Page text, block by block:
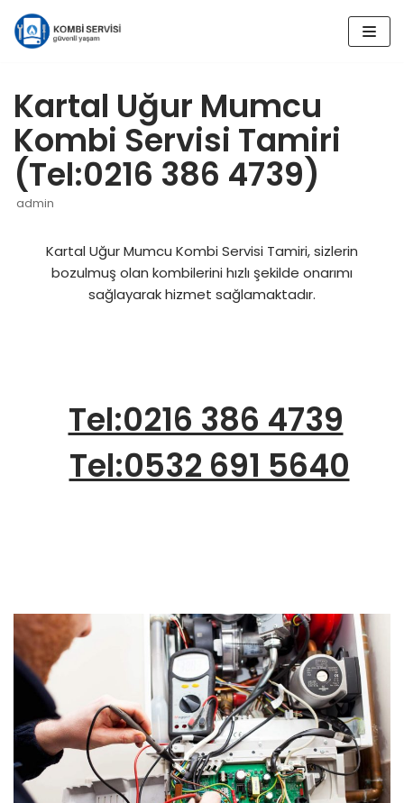
İçeriğe
geç
Kartal Uğur Mumcu
Kombi Servisi Tamiri
(Tel:0216 386 4739)
admin
Kartal Uğur Mumcu Kombi Servisi Tamiri, sizlerin
bozulmuş olan kombilerini hızlı şekilde onarımı
sağlayarak hizmet sağlamaktadır.
Tel:0216 386 4739
Tel:0532 691 5640